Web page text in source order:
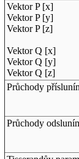
Vektor P [x]
Vektor P [y]
Vektor P [z]
Vektor Q [x]
Vektor Q [y]
Vektor Q [z]
Průchody
Průchody